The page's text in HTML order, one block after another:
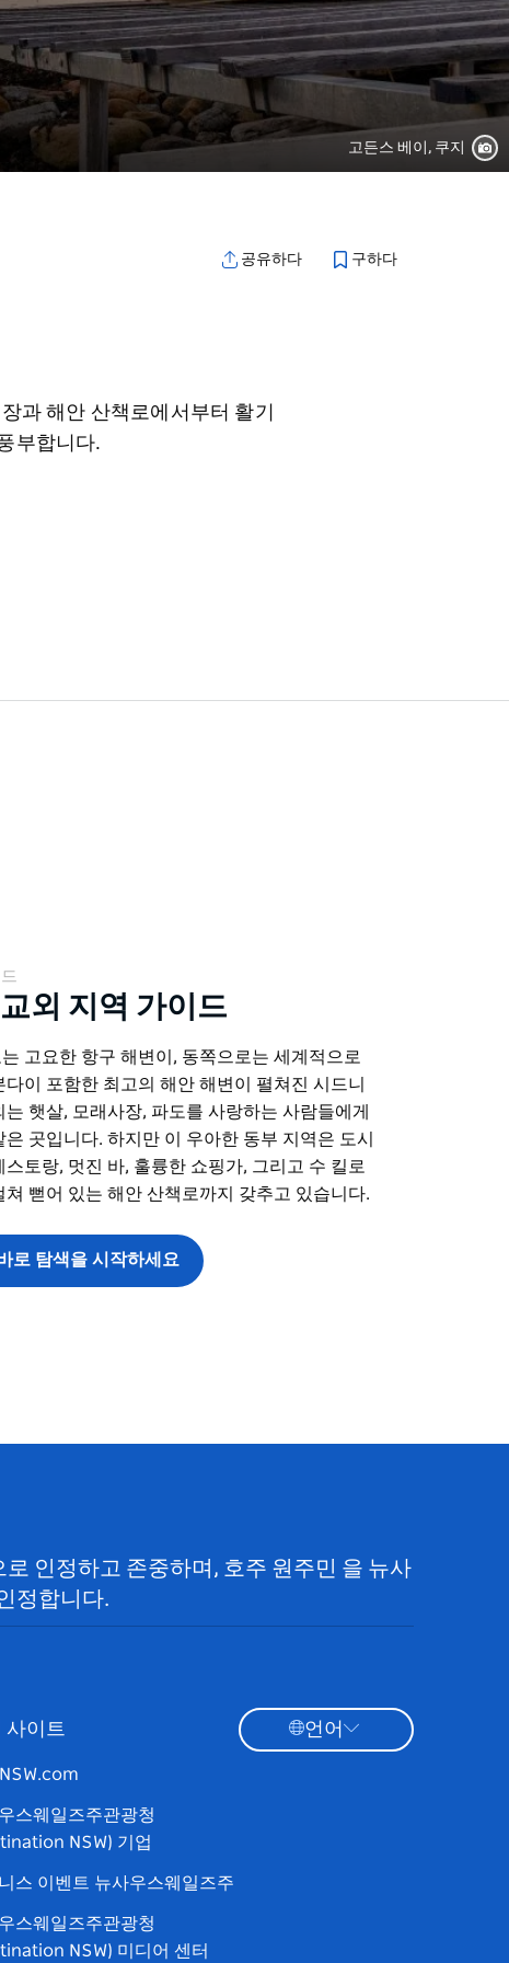
고든스 베이, 쿠지
공유하다 구하다
과 해안 산책로에서부터 활기
부합니다.
외 지역 가이드
고요한 항구 해변이, 동쪽으로는 세계적으로
다이 포함한 최고의 해안 해변이 펼쳐진 시드니
는 햇살, 모래사장, 파도를 사랑하는 사람들에게
은 곳입니다. 하지만 이 우아한 동부 지역은 도시
스토랑, 멋진 바, 훌륭한 쇼핑가, 그리고 수 킬로
쳐 뻗어 있는 해안 산책로까지 갖추고 있습니다.
로 탐색을 시작하세요
인정하고 존중하며, 호주 원주민 을 뉴사
정합니다.
사이트
스웨일즈주관광청
NSW) 기업
스 이벤트 뉴사우스웨일즈주
스웨일즈주관광청
NSW) 미디어 센터
언어